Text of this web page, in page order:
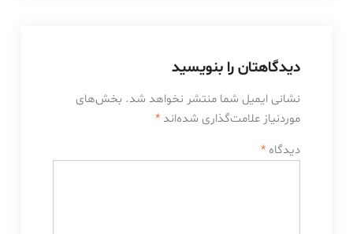
دیدگاهتان را بنویسید
نشانی ایمیل شما منتشر نخواهد شد. بخش‌های
موردنیاز علامت‌گذاری شده‌اند *
دیدگاه *